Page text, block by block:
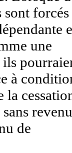
sont forcés
une
à
la
revenu
de